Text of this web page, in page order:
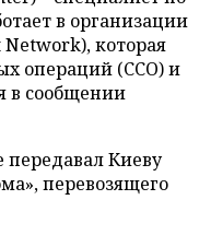
в организации
которая
операций (ССО) и
в сообщении
Киеву
перевозящего